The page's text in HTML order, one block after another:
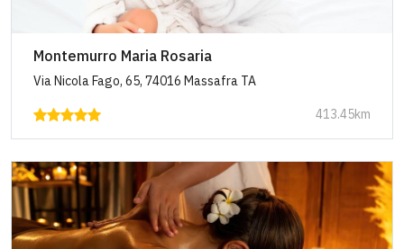
Montemurro Maria Rosaria
Via Nicola Fago, 65, 74016 Massafra TA
413.45km